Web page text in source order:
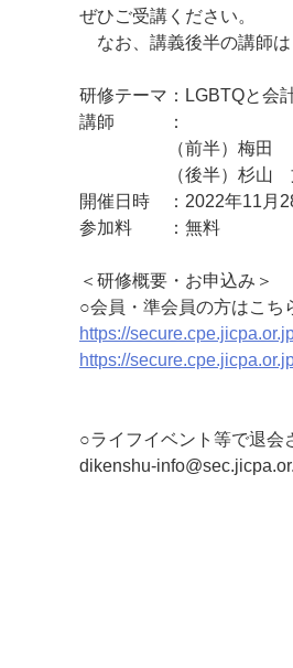
ぜひご受講ください。
なお、講義後半の講師は
研修テーマ：LGBTQと会
講師 ：
（前半）梅田 恵氏
（後半）杉山 文野氏
開催日時 ：2022年11月
参加料 ：無料
＜研修概要・お申込み＞
○会員・準会員の方はこち
https://
https://
○ライフイベント等で退会
dikenshu-